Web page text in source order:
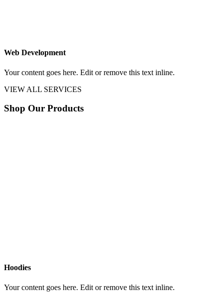
Web Development
Your content goes here. Edit or remove this text inline.
VIEW ALL SERVICES
Shop Our Products
Hoodies
Your content goes here. Edit or remove this text inline.